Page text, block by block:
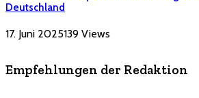
Deutschland
17. Juni 2025139 Views
Empfehlungen der Redaktion